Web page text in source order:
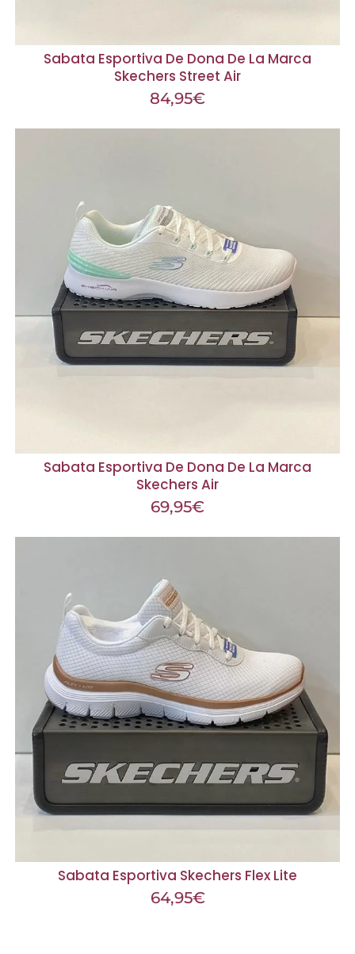
Sabata Esportiva De Dona De La Marca
Skechers Street Air
84,95€
Sabata Esportiva De Dona De La Marca
Skechers Air
69,95€
Sabata Esportiva Skechers Flex Lite
64,95€